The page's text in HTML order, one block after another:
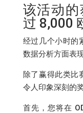
该活动的
过 8,000
经过几个小时的
数据分析方面表
除了赢得此类比
令人印象深刻的奖
首先，您将在